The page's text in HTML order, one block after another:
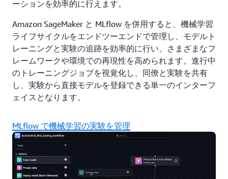
ーションを効率的に行えます。
Amazon SageMaker と MLflow を併用すると、機械学習
ライフサイクルをエンドツーエンドで管理し、モデルト
レーニングと実験の追跡を効率的に行い、さまざまなフ
レームワークや環境での再現性を高められます。進行中
のトレーニングジョブを視覚化し、同僚と実験を共有
し、実験から直接モデルを登録できる単一のインターフ
ェイスとなります。
MLflow で機械学習の実験を管理